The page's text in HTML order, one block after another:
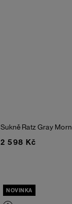
Sukně RatzGray Morn
2 598 Kč
NOVINKA